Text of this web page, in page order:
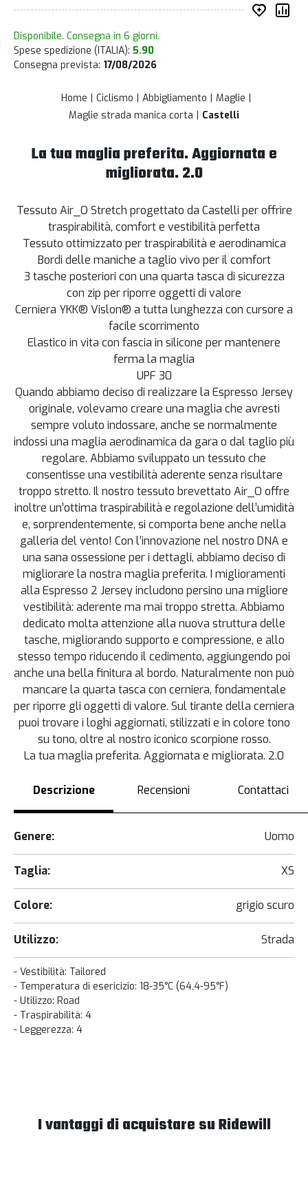
Disponibile. Consegna in 6 giorni.
Spese spedizione (ITALIA): 5.90
Consegna prevista: 17/08/2026
Home Ciclismo Abbigliamento
Maglie
Maglie strada manica corta
Castelli
La tua maglia preferita. Aggiornata e
migliorata. 2.0
Tessuto Air_O Stretch progettato da Castelli per offrire
traspirabilità, comfort e vestibilità perfetta
Tessuto ottimizzato per traspirabilità e aerodinamica
Bordi delle maniche a taglio vivo per il comfort
3 tasche posteriori con una quarta tasca di sicurezza
con zip per riporre oggetti di valore
Cerniera YKK® Vislon® a tutta lunghezza con cursore a
facile scorrimento
Elastico in vita con fascia in silicone per mantenere
ferma la maglia
UPF 30
Quando abbiamo deciso di realizzare la Espresso Jersey
originale, volevamo creare una maglia che avresti
sempre voluto indossare, anche se normalmente
indossi una maglia aerodinamica da gara o dal taglio più
regolare. Abbiamo sviluppato un tessuto che
consentisse una vestibilità aderente senza risultare
troppo stretto. Il nostro tessuto brevettato Air_O offre
inoltre un’ottima traspirabilità e regolazione dell’umidità
e, sorprendentemente, si comporta bene anche nella
galleria del vento! Con l’innovazione nel nostro DNA e
una sana ossessione per i dettagli, abbiamo deciso di
migliorare la nostra maglia preferita. I miglioramenti
alla Espresso 2 Jersey includono persino una migliore
vestibilità: aderente ma mai troppo stretta. Abbiamo
dedicato molta attenzione alla nuova struttura delle
tasche, migliorando supporto e compressione, e allo
stesso tempo riducendo il cedimento, aggiungendo poi
anche una bella finitura al bordo. Naturalmente non può
mancare la quarta tasca con cerniera, fondamentale
per riporre gli oggetti di valore. Sul tirante della cerniera
puoi trovare i loghi aggiornati, stilizzati e in colore tono
su tono, oltre al nostro iconico scorpione rosso.
La tua maglia preferita. Aggiornata e migliorata. 2.0
Descrizione Recensioni Contattaci
Genere: Uomo
Taglia: XS
Colore: grigio scuro
Utilizzo: Strada
- Vestibilità: Tailored
- Temperatura di esericizio: 18-35°C (64,4-95°F)
- Utilizzo: Road
- Traspirabilità: 4
- Leggerezza: 4
I vantaggi di acquistare su Ridewill